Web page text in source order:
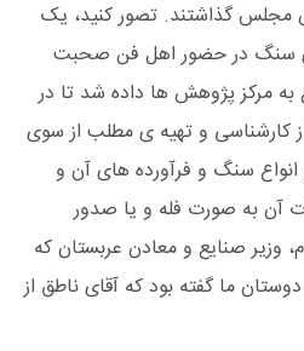
مجلس گذاشتند. تصور کنید، یک
ی سنگ در حضور اهل فن صحبت
مرکز پژوهش ها داده شد تا در
کارشناسی و تهیه ی مطلب از سوی
سنگ و فرآورده های آن و
آن به صورت فله و یا صدور
صنایع و معادن عربستان که
ما گفته بود که آقای ناطق از